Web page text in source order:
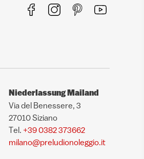
Niederlassung Mailand
Via del Benessere, 3
27010 Siziano
Tel. +39 0382 373662
milano@preludionoleggio.it